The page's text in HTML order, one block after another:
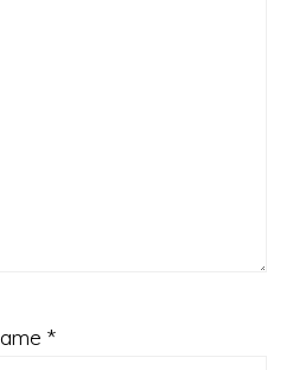
*